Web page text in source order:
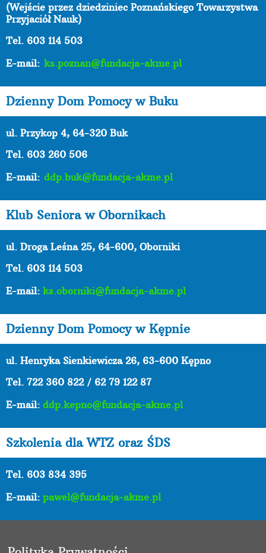
(Wejście przez dziedziniec Poznańskiego Towarzystwa
Przyjaciół Nauk)
Tel. 603 114 503
E-mail: ks.poznan@fundacja-akme.pl
Dzienny Dom Pomocy w Buku
ul. Przykop 4, 64-320 Buk
Tel. 603 260 506
E-mail: ddp.buk@fundacja-akme.pl
Klub Seniora w Obornikach
ul. Droga Leśna 25, 64-600, Oborniki
Tel. 603 114 503
E-mail: ks.oborniki@fundacja-akme.pl
Dzienny Dom Pomocy w Kępnie
ul. Henryka Sienkiewicza 26, 63-600 Kępno
Tel. 722 360 822 / 62 79 122 87
E-mail: ddp.kepno@fundacja-akme.pl
Szkolenia dla WTZ oraz ŚDS
Tel. 603 834 395
E-mail: pawel@fundacja-akme.pl